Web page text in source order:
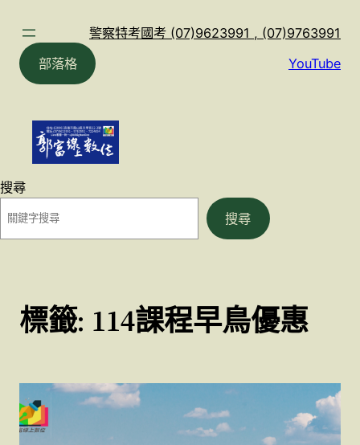
警察特考國考 (07)9623991 , (07)9763991
部落格
YouTube
搜尋
搜尋
標籤: 114課程早鳥優惠